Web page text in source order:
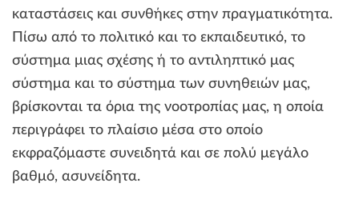
καταστάσεις και συνθήκες στην πραγματικότητα.
Πίσω από το πολιτικό και το εκπαιδευτικό, το
σύστημα μιας σχέσης ή το αντιληπτικό μας
σύστημα και το σύστημα των συνηθειών μας,
βρίσκονται τα όρια της νοοτροπίας μας, η οποία
περιγράφει το πλαίσιο μέσα στο οποίο
εκφραζόμαστε συνειδητά και σε πολύ μεγάλο
βαθμό, ασυνείδητα.